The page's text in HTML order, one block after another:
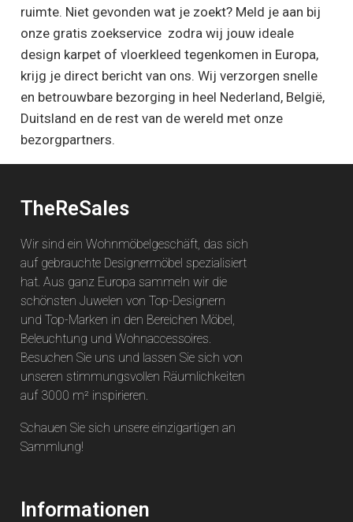
ruimte. Niet gevonden wat je zoekt? Meld je aan bij
onze gratis zoekservice zodra wij jouw ideale
design karpet of vloerkleed tegenkomen in Europa,
krijg je direct bericht van ons. Wij verzorgen snelle
en betrouwbare bezorging in heel Nederland, België,
Duitsland en de rest van de wereld met onze
bezorgpartners.
TheReSales
Wir sind ein Wohnmöbelgeschäft, das sich
auf gebrauchte Designermöbel spezialisiert
hat. Aus ganz Europa sammeln wir die
schönsten Juwelen von Top-Designern
und Top-Marken in den Bereichen Möbel,
Beleuchtung und Wohnaccessoires.
Besuchen Sie uns und lassen Sie sich von
unseren stimmungsvollen Räumlichkeiten
auf 3000 m² inspirieren.
Schauen Sie sich unsere einzigartigen an
Sammlung!
Informationen